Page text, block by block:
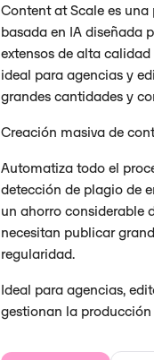
Content at Scale es
basada en IA diseñada
extensos de alta
ideal para agencias y
grandes cantidades y
Creación masiva de
Automatiza todo el
detección de plagio de
un ahorro considerable
necesitan publicar
regularidad.
Ideal para agencias,
gestionan la